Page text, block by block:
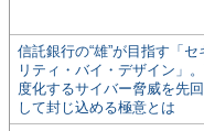
信託銀行の“雄”が目指す「セ
リティ・バイ・デザイン」
度化するサイバー脅威を先回
して封じ込める極意とは